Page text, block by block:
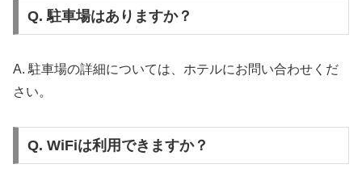
Q. 駐車場はありますか？
A. 駐車場の詳細については、ホテルにお問い合わせくだ
さい。
Q. WiFiは利用できますか？